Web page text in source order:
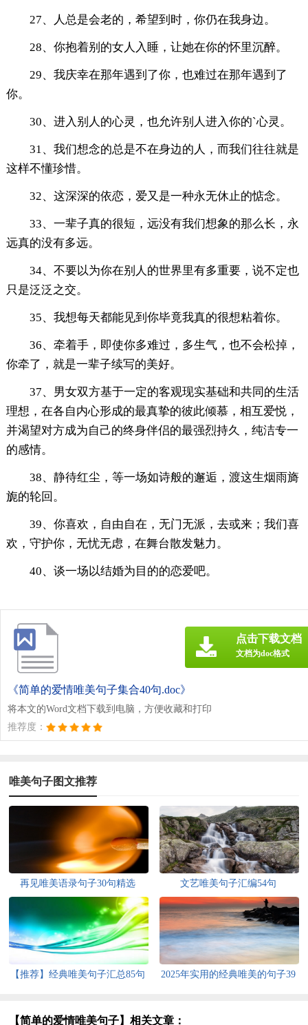
27、人总是会老的，希望到时，你仍在我身边。
28、你抱着别的女人入睡，让她在你的怀里沉醉。
29、我庆幸在那年遇到了你，也难过在那年遇到了
你。
30、进入别人的心灵，也允许别人进入你的`心灵。
31、我们想念的总是不在身边的人，而我们往往就是
这样不懂珍惜。
32、这深深的依恋，爱又是一种永无休止的惦念。
33、一辈子真的很短，远没有我们想象的那么长，永
远真的没有多远。
34、不要以为你在别人的世界里有多重要，说不定也
只是泛泛之交。
35、我想每天都能见到你毕竟我真的很想粘着你。
36、牵着手，即使你多难过，多生气，也不会松掉，
你牵了，就是一辈子续写的美好。
37、男女双方基于一定的客观现实基础和共同的生活
理想，在各自内心形成的最真挚的彼此倾慕，相互爱悦，
并渴望对方成为自己的终身伴侣的最强烈持久，纯洁专一
的感情。
38、静待红尘，等一场如诗般的邂逅，渡这生烟雨旖
旎的轮回。
39、你喜欢，自由自在，无门无派，去或来；我们喜
欢，守护你，无忧无虑，在舞台散发魅力。
40、谈一场以结婚为目的的恋爱吧。
《简单的爱情唯美句子集合40句.doc》
将本文的Word文档下载到电脑，方便收藏和打印
推荐度：
点击下载文档
文档为doc格式
唯美句子图文推荐
再见唯美语录句子30句精选 文艺唯美句子汇编54句
【推荐】经典唯美句子汇总85句
2025年实用的经典唯美的句子39
【简单的爱情唯美句子】相关文章：